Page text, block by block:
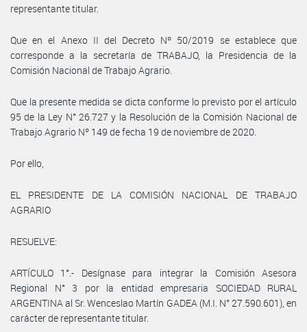
representante titular.
Que en el Anexo II del Decreto Nº 50/2019 se establece que
corresponde a la secretaría de TRABAJO, la Presidencia de la
Comisión Nacional de Trabajo Agrario.
Que la presente medida se dicta conforme lo previsto por el artículo
95 de la Ley N° 26.727 y la Resolución de la Comisión Nacional de
Trabajo Agrario Nº 149 de fecha 19 de noviembre de 2020.
Por ello,
EL PRESIDENTE DE LA COMISIÓN NACIONAL DE TRABAJO
AGRARIO
RESUELVE:
ARTÍCULO 1°.- Desígnase para integrar la Comisión Asesora
Regional N° 3 por la entidad empresaria SOCIEDAD RURAL
ARGENTINA al Sr. Wenceslao Martín GADEA (M.I. N° 27.590.601), en
carácter de representante titular.